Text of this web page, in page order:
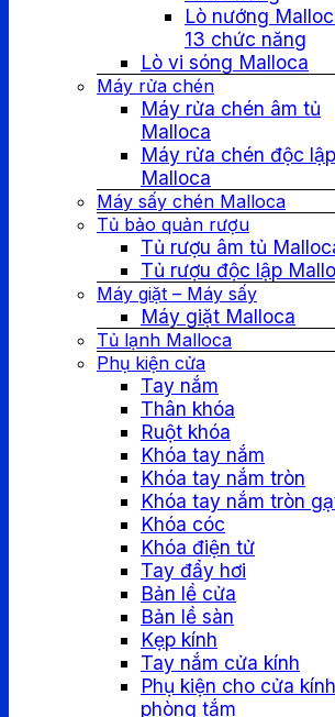
Lò nướng
13 chức năng
Lò vi sóng Malloca
Máy rửa chén
Máy rửa chén âm tủ
Malloca
Máy rửa chén độc lập
Malloca
Máy sấy chén Malloca
Tủ bảo quản rượu
Tủ rượu âm tủ
Tủ rượu độc lập
Máy giặt – Máy sấy
Máy giặt Malloca
Tủ lạnh Malloca
Phụ kiện cửa
Tay nắm
Thân khóa
Ruột khóa
Khóa tay nắm
Khóa tay nắm tròn
Khóa tay nắm tròn
Khóa cóc
Khóa điện tử
Tay đẩy hơi
Bản lề cửa
Bản lề sàn
Kẹp kính
Tay nắm cửa kính
Phụ kiện cho cửa kính
phòng tắm